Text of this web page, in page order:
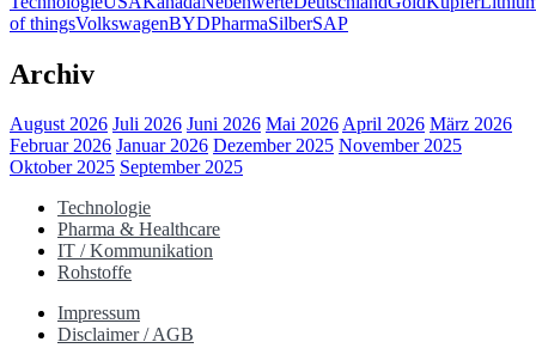
of thingsVolkswagenBYDPharmaSilberSAP
Archiv
August 2026 Juli 2026 Juni 2026 Mai 2026April 2026 März 2026
Februar 2026 Januar 2026 Dezember 2025 November 2025
Oktober 2025 September 2025
Technologie
Pharma & Healthcare
IT / Kommunikation
Rohstoffe
Impressum
Disclaimer / AGB